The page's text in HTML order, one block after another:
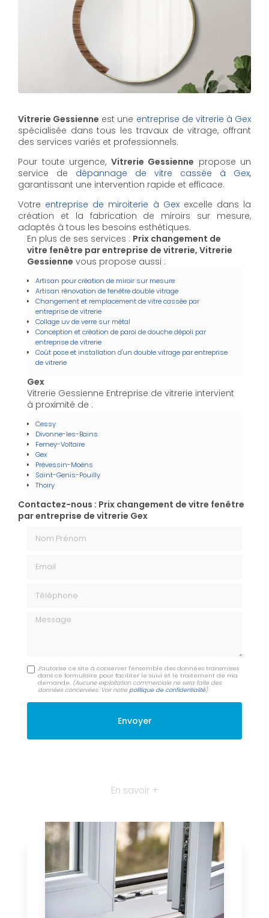
Vitrerie Gessienne est une entreprise de vitrerie à Gex
spécialisée dans tous les travaux de vitrage, offrant
des services variés et professionnels.
Pour toute urgence, Vitrerie Gessienne propose un
service de dépannage de vitre cassée à Gex,
garantissant une intervention rapide et efficace.
Votre entreprise de miroiterie à Gexexcelle dans la
création et la fabrication de miroirs sur mesure,
adaptés à tous les besoins esthétiques.
En plus de ses services : Prix changement de
vitre fenêtre par entreprise de vitrerie, Vitrerie
Gessienne vous propose aussi :
Artisan pour création de miroir sur mesure
Artisan rénovation de fenêtre double vitrage
Changement et remplacement de vitre cassée par
entreprise de vitrerie
Collage uv de verre sur métal
Conception et création de paroi de douche dépoli par
entreprise de vitrerie
Coût pose et installation d'un double vitrage par entreprise
de vitrerie
Gex
Vitrerie Gessienne Entreprise de vitrerie intervient
à proximité de :
Cessy
Divonne-les-Bains
Ferney-Voltaire
Gex
Prévessin-Moëns
Saint-Genis-Pouilly
Thoiry
Contactez-nous : Prix changement de vitre fenêtre
par entreprise de vitrerie Gex
Message
J'autorise ce site à conserver l'ensemble des données transmises
dans ce formulaire pour faciliter le suivi et le traitement de ma
demande. (Aucune exploitation commerciale ne sera faite des
données concervées. Voir notrepolitique de confidentialité)
En savoir +